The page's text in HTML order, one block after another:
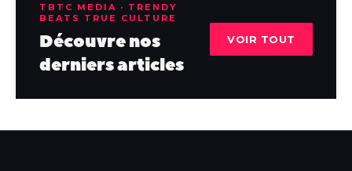
TBTC MEDIA · TRENDY
BEATS TRUE CULTURE
Découvre nos
derniers articles
VOIR TOUT